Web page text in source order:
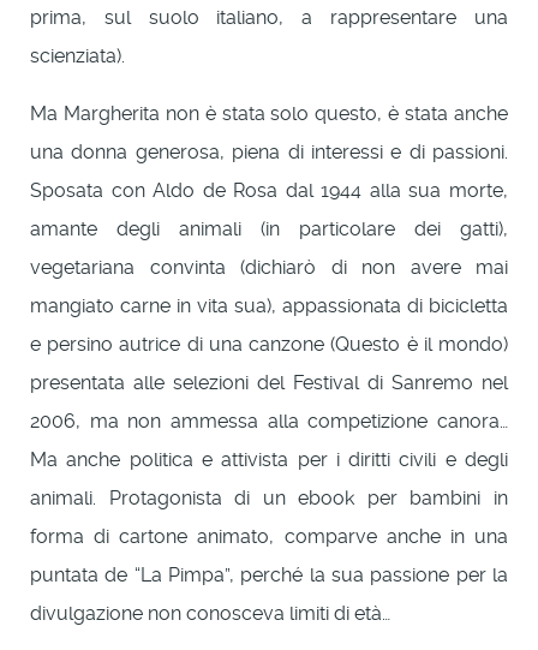
prima, sul suolo italiano, a rappresentare una
scienziata).
Ma Margherita non è stata solo questo, è stata anche
una donna generosa, piena di interessi e di passioni.
Sposata con Aldo de Rosa dal 1944 alla sua morte,
amante degli animali (in particolare dei gatti),
vegetariana convinta (dichiarò di non avere mai
mangiato carne in vita sua), appassionata di bicicletta
e persino autrice di una canzone (Questo è il mondo)
presentata alle selezioni del Festival di Sanremo nel
2006, ma non ammessa alla competizione canora…
Ma anche politica e attivista per i diritti civili e degli
animali. Protagonista di un ebook per bambini in
forma di cartone animato, comparve anche in una
puntata de “La Pimpa”, perché la sua passione per la
divulgazione non conosceva limiti di età…